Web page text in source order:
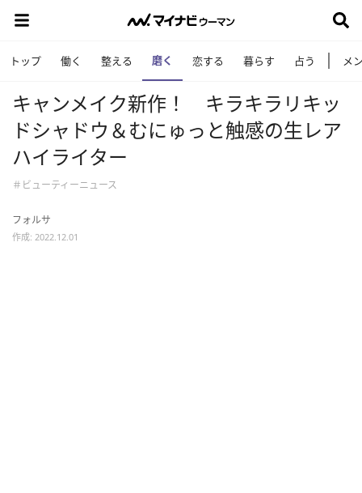
トップ 働く 整える 磨く 恋する 暮らす 占う メ
キャンメイク新作！ キラキラリキッ
ドシャドウ＆むにゅっと触感の生レア
ハイライター
＃ビューティーニュース
フォルサ
作成: 2022.12.01